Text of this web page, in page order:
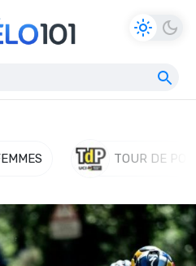
TOUR DE
de référence